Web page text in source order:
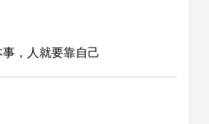
，人就要靠自己